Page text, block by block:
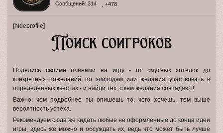
Сообщений: 314 +478
[hideprofile]
Поиск соигроков
Поделись своими планами на игру - от смутных хотелок до
конкретных пожеланий по эпизодам или желания участвовать в
определённых квестах - и найди тех, с кем желания совпадают!
Важно: чем подробнее ты опишешь то, чего хочешь, тем выше
вероятность успеха.
Рекомендуем сюда же кидать любые не оформленные до конца идеи
игры, здесь же можно и обсуждать их, ведь что может быть лучше